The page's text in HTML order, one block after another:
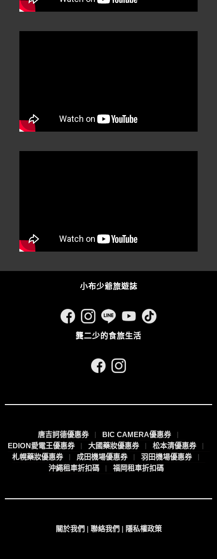
小布少爺旅遊誌
龔二少的食旅生活
唐吉訶德優惠券
BIC CAMERA優惠券
EDION愛電王優惠券
大國藥妝優惠券
松本清優惠券
札幌藥妝優惠券
成田機場優惠券
羽田機場優惠券
沖繩租車折扣碼
福岡租車折扣碼
關於我們 | 聯絡我們 | 隱私權政策